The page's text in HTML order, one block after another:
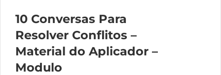
10 Conversas Para
Resolver Conflitos –
Material do Aplicador –
Modulo